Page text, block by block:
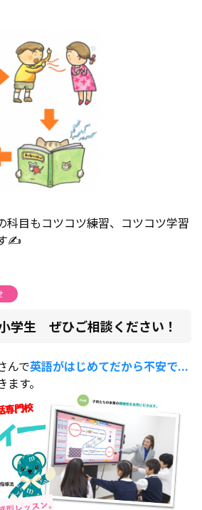
科目もコツコツ練習、コツコツ学習
✍
学生 ぜひご相談ください！
んで英語がはじめてだから不安で...
す。